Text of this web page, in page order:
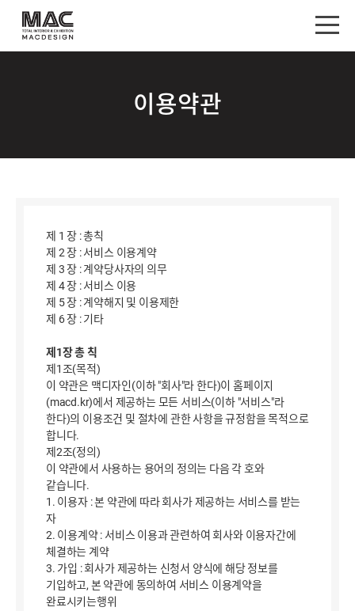
이용약관
제 1 장 : 총칙
제 2 장 : 서비스 이용계약
제 3 장 : 계약당사자의 의무
제 4 장 : 서비스 이용
제 5 장 : 계약해지 및 이용제한
제 6 장 : 기타
제1장 총 칙
제1조(목적)
이 약관은 맥디자인(이하 "회사"라 한다)이 홈페이지
(macd.kr)에서 제공하는 모든 서비스(이하 "서비스"라
한다)의 이용조건 및 절차에 관한 사항을 규정함을 목적으로
합니다.
제2조(정의)
이 약관에서 사용하는 용어의 정의는 다음 각 호와
같습니다.
1. 이용자 : 본 약관에 따라 회사가 제공하는 서비스를 받는
자
2. 이용계약 : 서비스 이용과 관련하여 회사와 이용자간에
체결하는 계약
3. 가입 : 회사가 제공하는 신청서 양식에 해당 정보를
기입하고, 본 약관에 동의하여 서비스 이용계약을
완료시키는행위